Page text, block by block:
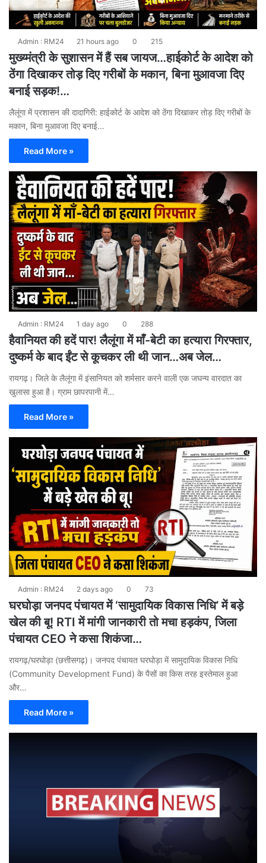
Admin : RM24 21 hours ago 0 215
मुख्य्मंत्री के सुशासन में हैं सब जायज…हाईकोर्ट के आदेश को
ठेंगा दिखाकर तोड़ दिए गरीबों के मकान, बिना मुआवजा दिए
बनाई सड़क!…
लैलूंगा में प्रशासन की दादागिरी: हाईकोर्ट के आदेश को ठेंगा दिखाकर तोड़ दिए गरीबों के
मकान, बिना मुआवजा दिए बनाई…
Read More »
Admin : RM24 1 day ago 0 288
हैवानियत की हदें पार! लैलूंगा में माँ-बेटी का हत्यारा गिरफ्तार,
दुष्कर्म के बाद ईंट से कूचकर ली थी जान…अब जेल…
रायगढ़। जिले के लैलूंगा में इंसानियत को शर्मसार करने वाली एक जघन्य वारदात का
खुलासा हुआ है। ग्राम छापरपानी में…
Read More »
Admin : RM24 2 days ago 0 73
घरघोड़ा जनपद पंचायत में ‘सामुदायिक विकास निधि’ में बड़े
खेल की बू! RTI में मांगी जानकारी तो मचा हड़कंप, जिला
पंचायत CEO ने कसा शिकंजा…
रायगढ़/घरघोड़ा (छत्तीसगढ़)। जनपद पंचायत घरघोड़ा में सामुदायिक विकास निधि
(Community Development Fund) के पैसों का किस तरह इस्तेमाल हुआ
और…
Read More »